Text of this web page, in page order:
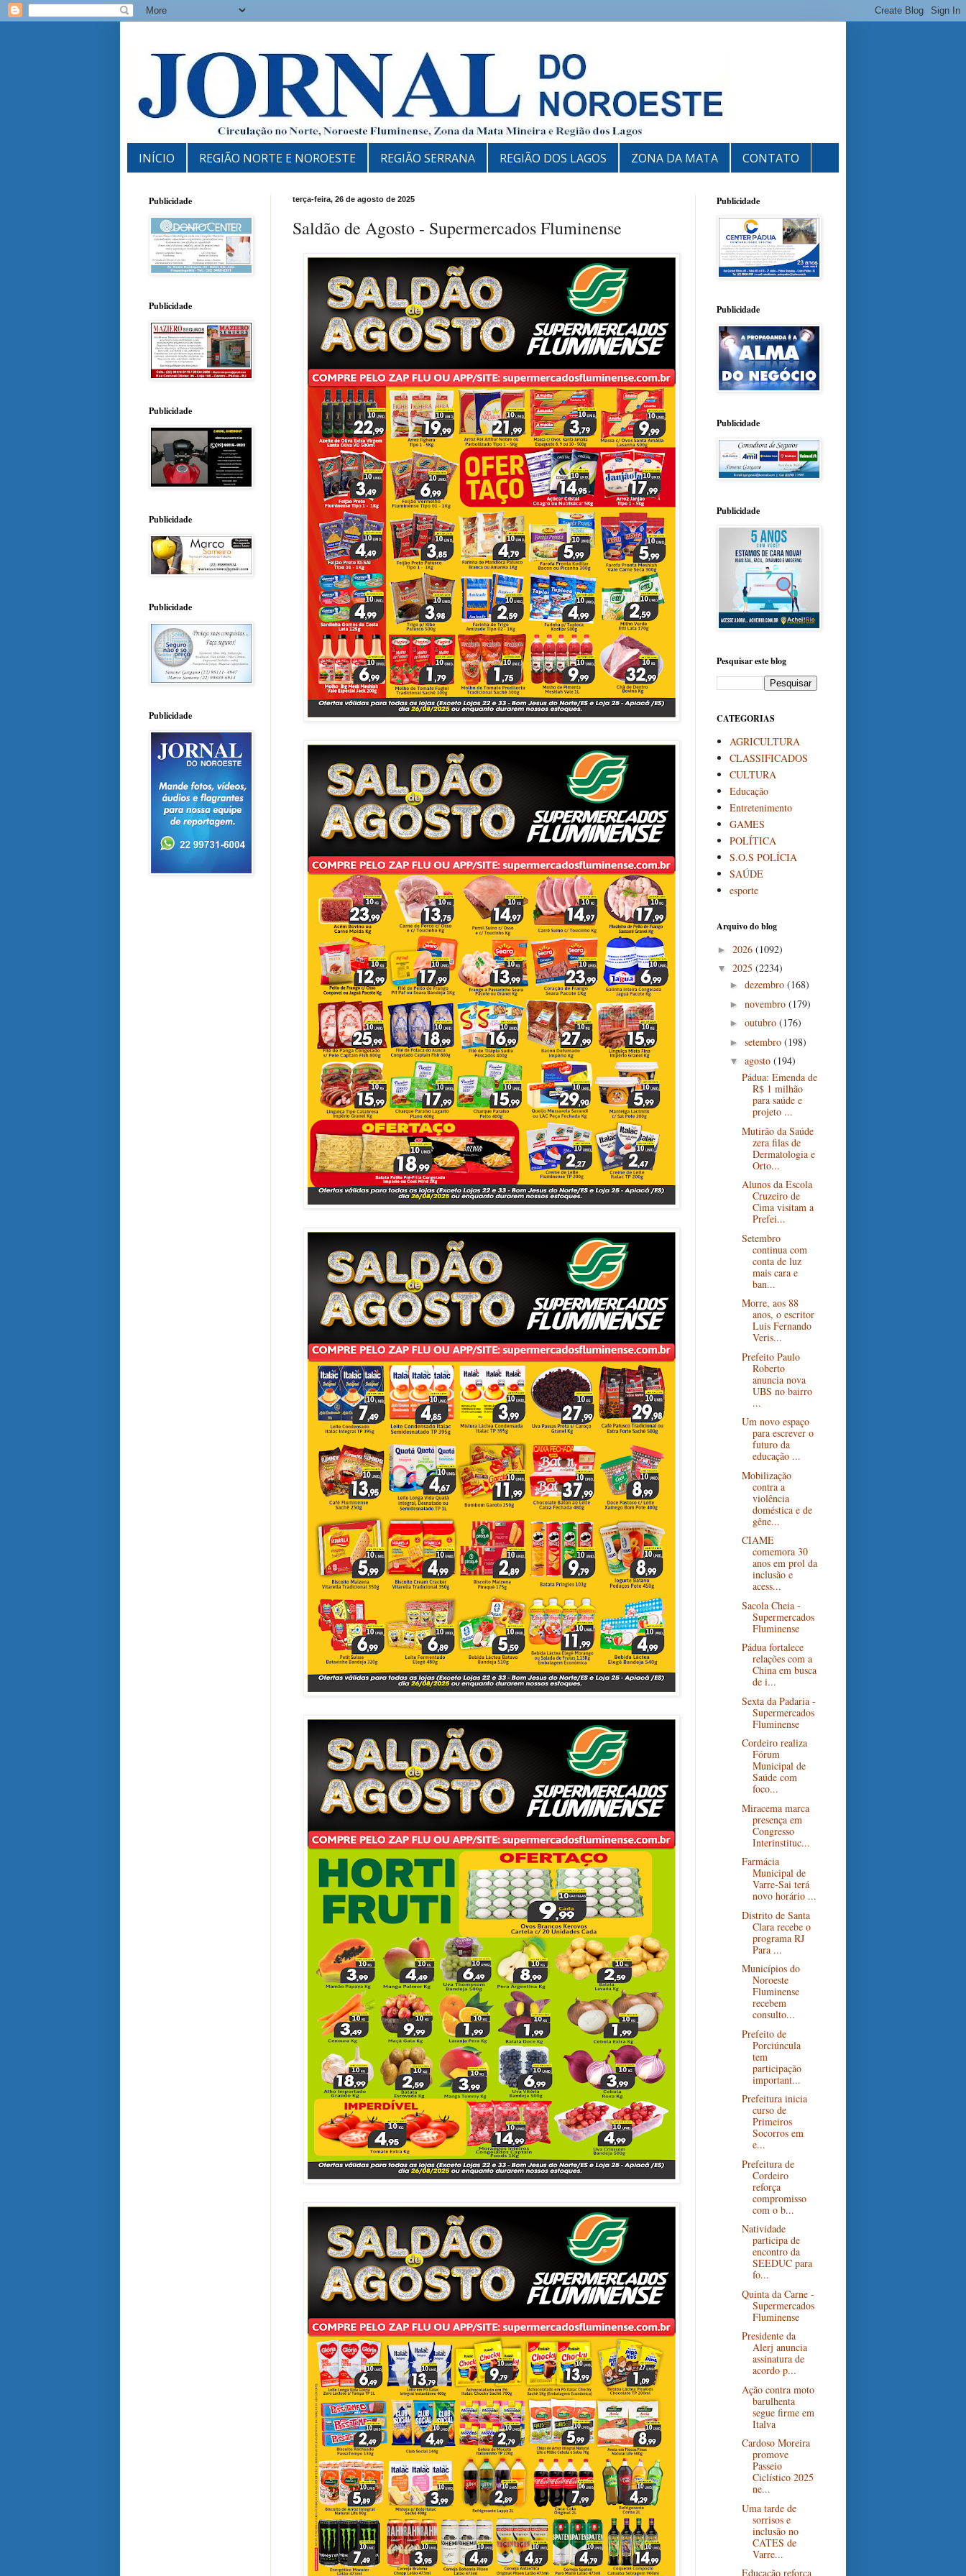
INÍCIO REGIÃO NORTE E NOROESTE REGIÃO SERRANA REGIÃO DOS LAGOS ZONA DA MATA CONTATO
terça-feira, 26 de agosto de 2025
Saldão de Agosto - Supermercados Fluminense
Publicidade
Publicidade
Publicidade
Publicidade
Publicidade
Publicidade
Publicidade
Publicidade
Publicidade
Publicidade
Pesquisar este blog
CATEGORIAS
AGRICULTURA
CLASSIFICADOS
CULTURA
Educação
Entretenimento
GAMES
POLÍTICA
S.O.S POLÍCIA
SAÚDE
esporte
Arquivo do blog
► 2026 (1092)
▼ 2025 (2234)
► dezembro (168)
► novembro (179)
► outubro (176)
► setembro (198)
▼ agosto (194)
Pádua: Emenda de
R$ 1 milhão
para saúde e
projeto ...
Mutirão da Saúde
zera filas de
Dermatologia e
Orto...
Alunos da Escola
Cruzeiro de
Cima visitam a
Prefei...
Setembro
continua com
conta de luz
mais cara e
ban...
Morre, aos 88
anos, o escritor
Luis Fernando
Veris...
Prefeito Paulo
Roberto
anuncia nova
UBS no bairro
...
Um novo espaço
para escrever o
futuro da
educação ...
Mobilização
contra a
violência
doméstica e de
gêne...
CIAME
comemora 30
anos em prol da
inclusão e
acess...
Sacola Cheia -
Supermercados
Fluminense
Pádua fortalece
relações com a
China em busca
de i...
Sexta da Padaria -
Supermercados
Fluminense
Cordeiro realiza
Fórum
Municipal de
Saúde com
foco...
Miracema marca
presença em
Congresso
Interinstituc...
Farmácia
Municipal de
Varre-Sai terá
novo horário ...
Distrito de Santa
Clara recebe o
programa RJ
Para ...
Municípios do
Noroeste
Fluminense
recebem
consulto...
Prefeito de
Porciúncula
tem
participação
important...
Prefeitura inicia
curso de
Primeiros
Socorros em
e...
Prefeitura de
Cordeiro
reforça
compromisso
com o b...
Natividade
participa de
encontro da
SEEDUC para
fo...
Quinta da Carne -
Supermercados
Fluminense
Presidente da
Alerj anuncia
assinatura de
acordo p...
Ação contra moto
barulhenta
segue firme em
Italva
Cardoso Moreira
promove
Passeio
Ciclístico 2025
ne...
Uma tarde de
sorrisos e
inclusão no
CATES de
Varre...
Educação reforça